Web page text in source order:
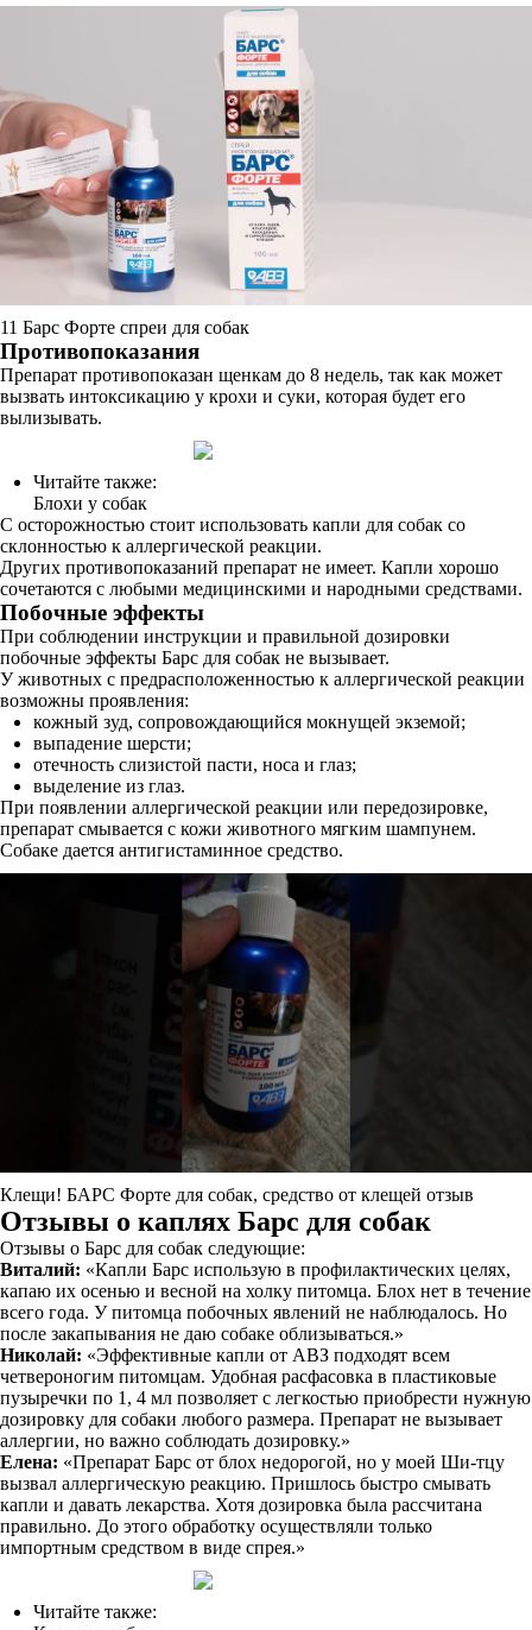
11 Барс Форте спреи для собак
Противопоказания
Препарат противопоказан щенкам до 8 недель, так как может
вызвать интоксикацию у крохи и суки, которая будет его
вылизывать.
Читайте также:
Блохи у собак
С осторожностью стоит использовать капли для собак со
склонностью к аллергической реакции.
Других противопоказаний препарат не имеет. Капли хорошо
сочетаются с любыми медицинскими и народными средствами.
Побочные эффекты
При соблюдении инструкции и правильной дозировки
побочные эффекты Барс для собак не вызывает.
У животных с предрасположенностью к аллергической реакции
возможны проявления:
кожный зуд, сопровождающийся мокнущей экземой;
выпадение шерсти;
отечность слизистой пасти, носа и глаз;
выделение из глаз.
При появлении аллергической реакции или передозировке,
препарат смывается с кожи животного мягким шампунем.
Собаке дается антигистаминное средство.
Клещи! БАРС Форте для собак, средство от клещей отзыв
Отзывы о каплях Барс для собак
Отзывы о Барс для собак следующие:
Виталий: «Капли Барс использую в профилактических целях,
капаю их осенью и весной на холку питомца. Блох нет в течение
всего года. У питомца побочных явлений не наблюдалось. Но
после закапывания не даю собаке облизываться.»
Николай: «Эффективные капли от АВЗ подходят всем
четвероногим питомцам. Удобная расфасовка в пластиковые
пузыречки по 1, 4 мл позволяет с легкостью приобрести нужную
дозировку для собаки любого размера. Препарат не вызывает
аллергии, но важно соблюдать дозировку.»
Елена: «Препарат Барс от блох недорогой, но у моей Ши-тцу
вызвал аллергическую реакцию. Пришлось быстро смывать
капли и давать лекарства. Хотя дозировка была рассчитана
правильно. До этого обработку осуществляли только
импортным средством в виде спрея.»
Читайте также: